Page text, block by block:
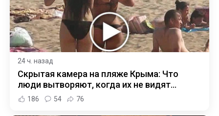
24 ч. назад
Скрытая камера на пляже Крыма: Что
люди вытворяют, когда их не видят...
186 54 76